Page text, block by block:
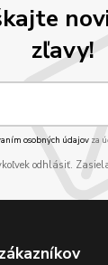
zľavy!
osobných údajov za
odhlásiť.